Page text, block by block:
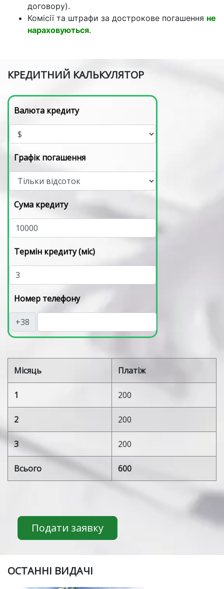
договору).
Комісії та штрафи за дострокове погашення не
нараховуються.
КРЕДИТНИЙ КАЛЬКУЛЯТОР
Валюта кредиту
Графік погашення
Сума кредиту
Термін кредиту (міс)
Номер телефону
+38
Місяць Платіж
1 200
2 200
3 200
Всього 600
Подати заявку
ОСТАННІ ВИДАЧІ